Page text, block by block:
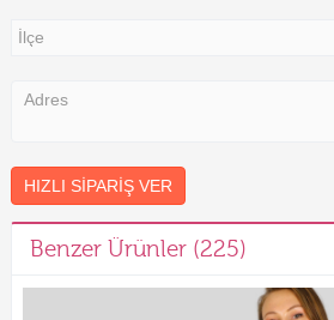
HIZLI SIPARIŞ VER
Benzer Ürünler (225)